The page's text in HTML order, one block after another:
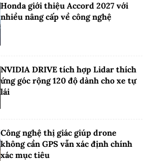
Honda giới thiệu Accord 2027 với
nhiều nâng cấp về công nghệ
NVIDIA DRIVE tích hợp Lidar thích
ứng góc rộng 120 độ dành cho xe tự
lái
Công nghệ thị giác giúp drone
không cần GPS vẫn xác định chính
xác mục tiêu